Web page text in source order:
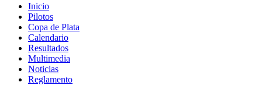
Inicio
Pilotos
Copa de Plata
Calendario
Resultados
Multimedia
Noticias
Reglamento